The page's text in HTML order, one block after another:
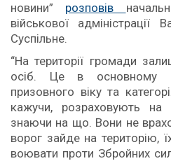
новини” розповів
військової адміністрації
Суспільне.
“На території громади
осіб. Це в основному
призовного віку та
кажучи, розраховують на
знаючи на що. Вони не
ворог зайде на територію,
воювати проти Збройних